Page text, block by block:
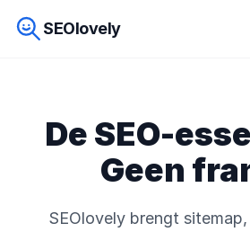
SEOlovely
De SEO-
Geen
SEOlovely brengt